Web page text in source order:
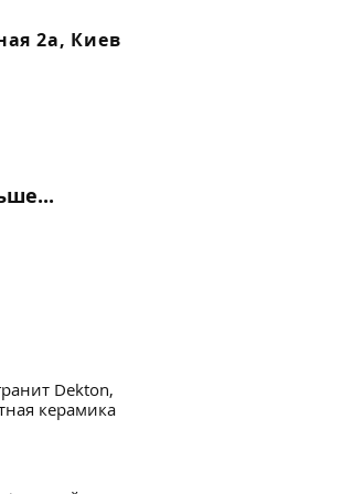
2а, Киев
Dekton,
керамика